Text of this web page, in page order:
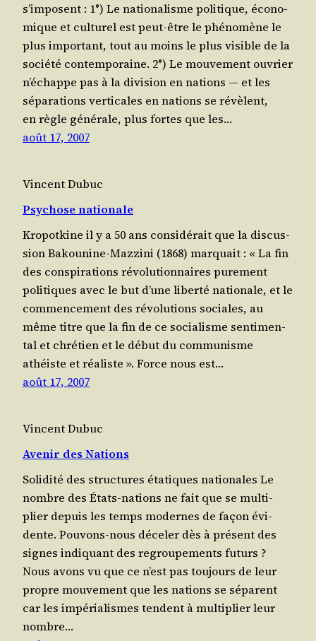
s’imposent : 1°) Le natio­na­lisme poli­tique, éco­no­
mique et cultu­rel est peut-être le phé­no­mène le
plus impor­tant, tout au moins le plus visible de la
socié­té contemporaine. 2°) Le mou­ve­ment ouvrier
n’é­chappe pas à la divi­sion en nations ― et les
séparations ver­ti­cales en nations se révèlent,
en règle géné­rale, plus fortes que les…
août 17, 2007
Vincent Dubuc
Psychose nationale
Kropotkine il y a 50 ans consi­dé­rait que la dis­cus­
sion Bakounine-Mazzini (1868) mar­quait : « La fin
des conspirations révo­lu­tion­naires pure­ment
poli­tiques avec le but d’une liberté natio­nale, et le
com­men­ce­ment des révo­lu­tions sociales, au
même titre que la fin de ce socia­lisme sen­ti­men­
tal et chrétien et le début du com­mu­nisme
athéiste et réaliste ». Force nous est…
août 17, 2007
Vincent Dubuc
Avenir des Nations
Solidité des structures étatiques nationales Le
nombre des États-nations ne fait que se mul­ti­
plier depuis les temps modernes de façon évi­
dente. Pou­vons-nous déceler dès à pré­sent des
signes indi­quant des regrou­pe­ments futurs ?
Nous avons vu que ce n’est pas toujours de leur
propre mou­ve­ment que les nations se séparent
car les impé­ria­lismes tendent à mul­ti­plier leur
nombre…